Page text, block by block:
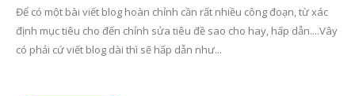
Để có một bài viết blog hoàn chỉnh cần rất nhiều công đoạn, từ xác
định mục tiêu cho đến chỉnh sửa tiêu đề sao cho hay, hấp dẫn....Vây
có phải cứ viết blog dài thì sẽ hấp dẫn như...